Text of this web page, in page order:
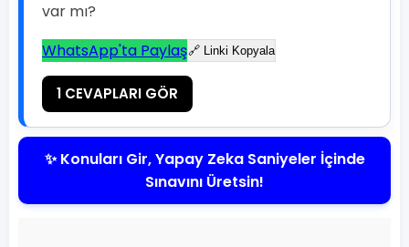
var mı?
WhatsApp'ta Paylaş🔗 Linki Kopyala
1 CEVAPLARI GÖR
✨ Konuları Gir, Yapay Zeka Saniyeler İçinde
Sınavını Üretsin!